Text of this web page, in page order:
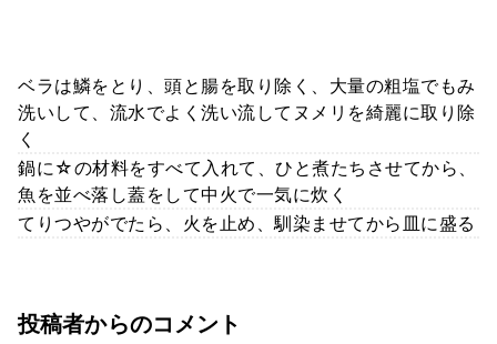
ベラは鱗をとり、頭と腸を取り除く、大量の粗塩でもみ
洗いして、流水でよく洗い流してヌメリを綺麗に取り除
く
鍋に☆の材料をすべて入れて、ひと煮たちさせてから、
魚を並べ落し蓋をして中火で一気に炊く
てりつやがでたら、火を止め、馴染ませてから皿に盛る
投稿者からのコメント